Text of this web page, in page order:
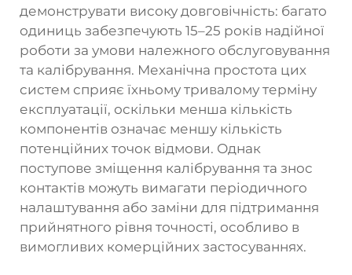
демонструвати високу довговічність: багато
одиниць забезпечують 15–25 років надійної
роботи за умови належного обслуговування
та калібрування. Механічна простота цих
систем сприяє їхньому тривалому терміну
експлуатації, оскільки менша кількість
компонентів означає меншу кількість
потенційних точок відмови. Однак
поступове зміщення калібрування та знос
контактів можуть вимагати періодичного
налаштування або заміни для підтримання
прийнятного рівня точності, особливо в
вимогливих комерційних застосуваннях.